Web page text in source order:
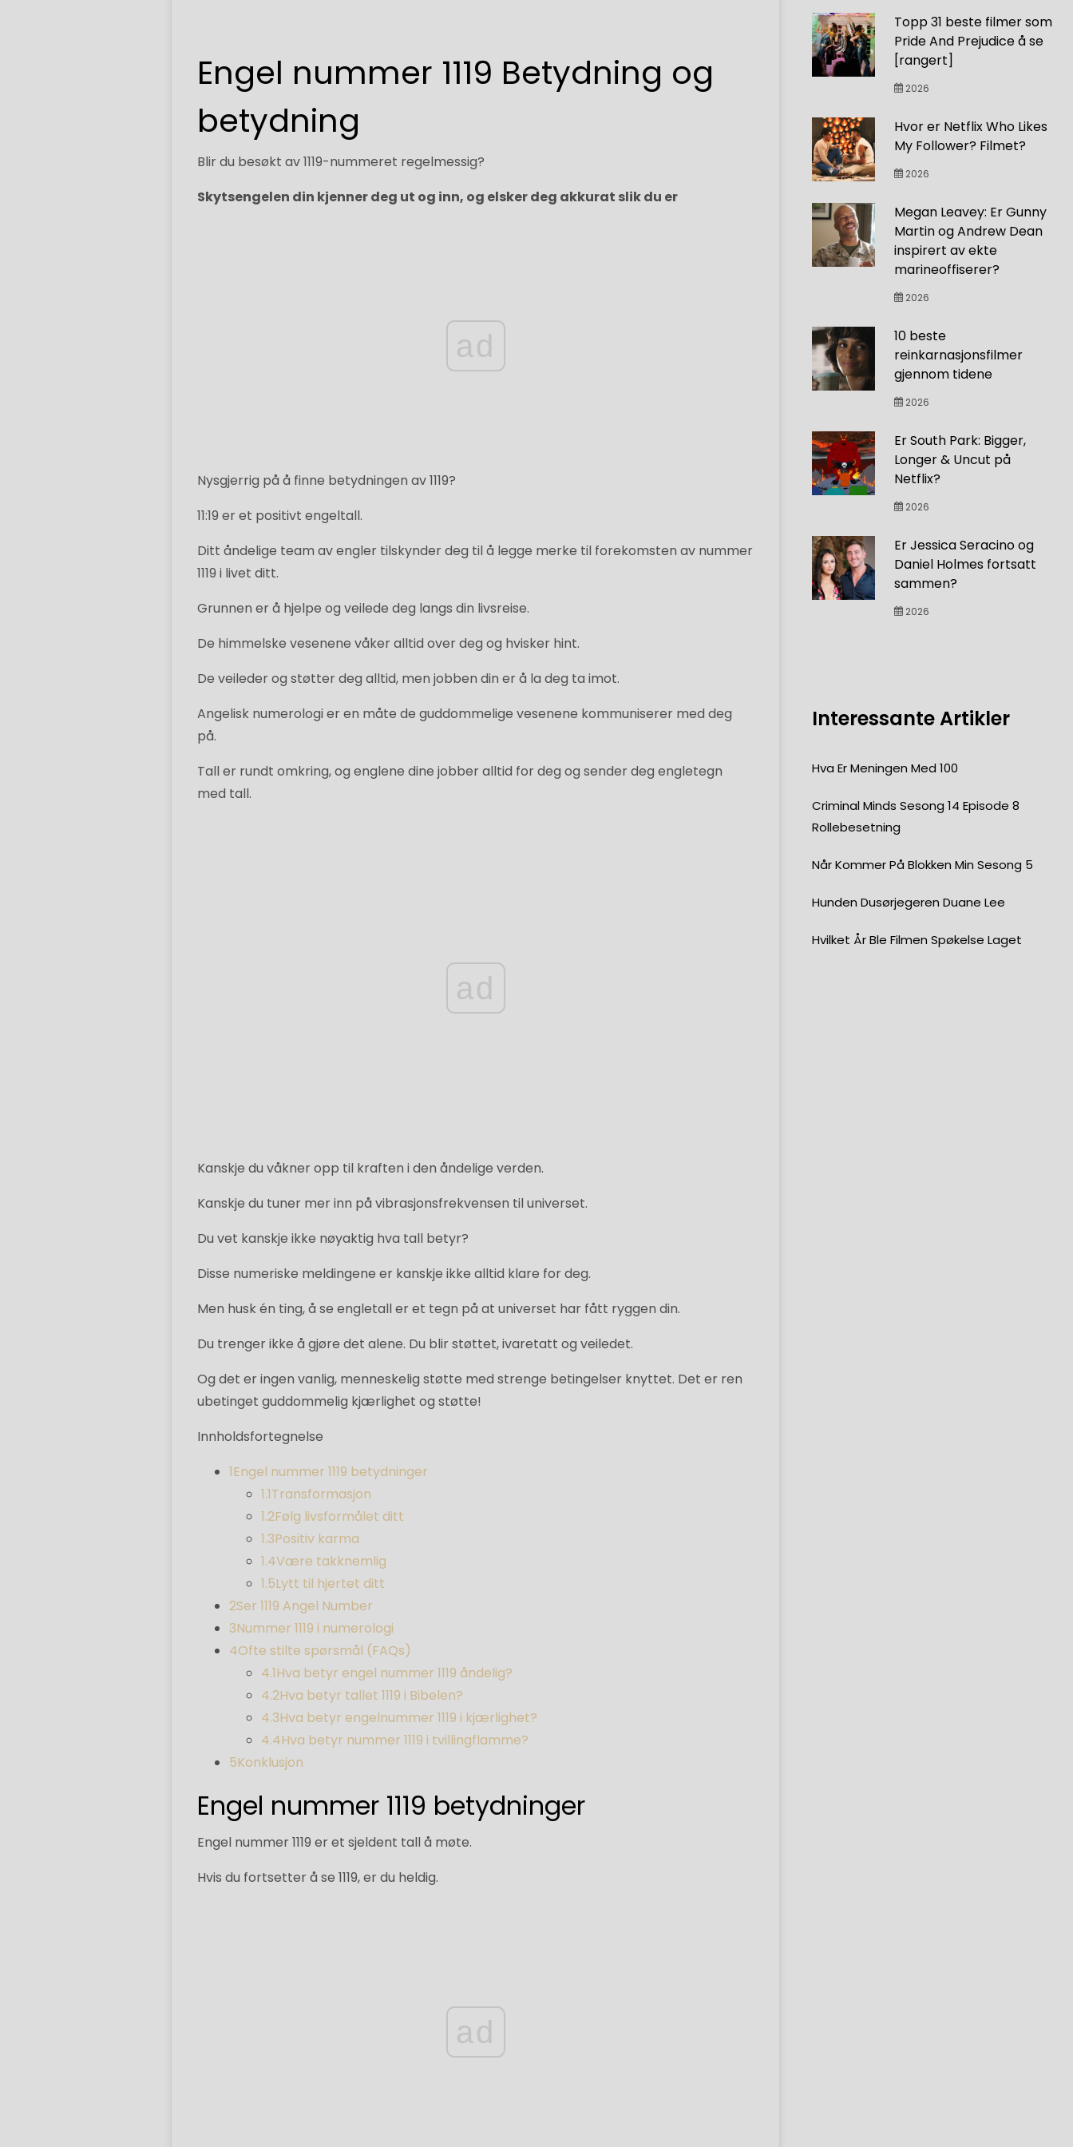
Engel nummer 1119 Betydning og
betydning
Blir du besøkt av 1119-nummeret regelmessig?
Skytsengelen din kjenner deg ut og inn, og elsker deg akkurat slik du er
ad
Nysgjerrig på å finne betydningen av 1119?
11:19 er et positivt engeltall.
Ditt åndelige team av engler tilskynder deg til å legge merke til forekomsten av nummer
1119 i livet ditt.
Grunnen er å hjelpe og veilede deg langs din livsreise.
De himmelske vesenene våker alltid over deg og hvisker hint.
De veileder og støtter deg alltid, men jobben din er å la deg ta imot.
Angelisk numerologi er en måte de guddommelige vesenene kommuniserer med deg
på.
Tall er rundt omkring, og englene dine jobber alltid for deg og sender deg engletegn
med tall.
ad
Kanskje du våkner opp til kraften i den åndelige verden.
Kanskje du tuner mer inn på vibrasjonsfrekvensen til universet.
Du vet kanskje ikke nøyaktig hva tall betyr?
Disse numeriske meldingene er kanskje ikke alltid klare for deg.
Men husk én ting, å se engletall er et tegn på at universet har fått ryggen din.
Du trenger ikke å gjøre det alene. Du blir støttet, ivaretatt og veiledet.
Og det er ingen vanlig, menneskelig støtte med strenge betingelser knyttet. Det er ren
ubetinget guddommelig kjærlighet og støtte!
Innholdsfortegnelse
1Engel nummer 1119 betydninger
1.1Transformasjon
1.2Følg livsformålet ditt
1.3Positiv karma
1.4Være takknemlig
1.5Lytt til hjertet ditt
2Ser 1119 Angel Number
3Nummer 1119 i numerologi
4Ofte stilte spørsmål (FAQs)
4.1Hva betyr engel nummer 1119 åndelig?
4.2Hva betyr tallet 1119 i Bibelen?
4.3Hva betyr engelnummer 1119 i kjærlighet?
4.4Hva betyr nummer 1119 i tvillingflamme?
5Konklusjon
Engel nummer 1119 betydninger
Engel nummer 1119 er et sjeldent tall å møte.
Hvis du fortsetter å se 1119, er du heldig.
ad
Topp 31 beste filmer som
Pride And Prejudice å se
[rangert]
2026
Hvor er Netflix Who Likes
My Follower? Filmet?
2026
Megan Leavey: Er Gunny
Martin og Andrew Dean
inspirert av ekte
marineoffiserer?
2026
10 beste
reinkarnasjonsfilmer
gjennom tidene
2026
Er South Park: Bigger,
Longer & Uncut på
Netflix?
2026
Er Jessica Seracino og
Daniel Holmes fortsatt
sammen?
2026
Interessante Artikler
Hva Er Meningen Med 100
Criminal Minds Sesong 14 Episode 8
Rollebesetning
Når Kommer På Blokken Min Sesong 5
Hunden Dusørjegeren Duane Lee
Hvilket År Ble Filmen Spøkelse Laget